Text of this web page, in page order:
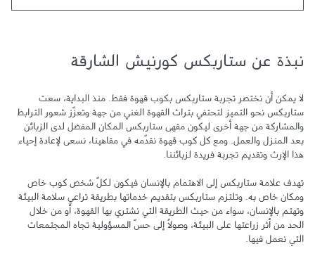
نبذة عن ستاربكس كورنيش الشارقة
التي نعمل فيها.